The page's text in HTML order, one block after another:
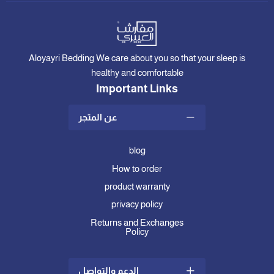
Aloyayri Bedding We care about you so that your sleep is
healthy and comfortable
Important Links
عن المتجر
blog
How to order
product warranty
privacy policy
Returns and Exchanges
Policy
الدعم والتواصل